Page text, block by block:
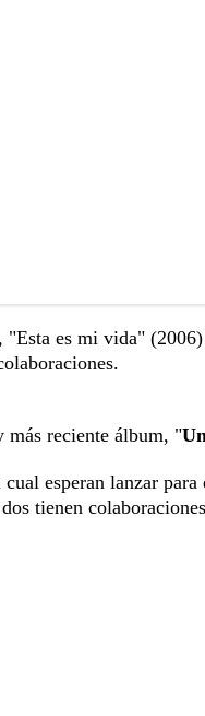
"Esta es mi vida"
más reciente álbum, "
esperan lanzar
tienen